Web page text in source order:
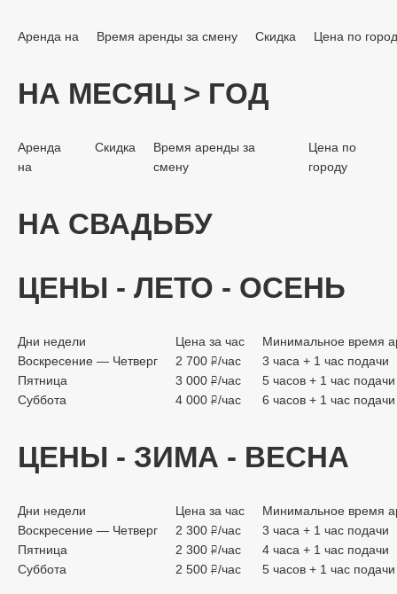
Аренда на Время аренды за смену Скидка Цена по
НА МЕСЯЦ > ГОД
Аренда
на
Скидка
Время аренды за
смену
Цена по
городу
НА СВАДЬБУ
ЦЕНЫ - ЛЕТО - ОСЕНЬ
Дни недели Цена за час
Минимальное время
Воскресение — Четверг
Пятница
Суббота
2 700 руб.
/час
3 000 руб.
/час
4 000 руб.
/час
3 часа + 1 час подачи
5 часов + 1 час подачи
6 часов + 1 час подачи
ЦЕНЫ - ЗИМА - ВЕСНА
Дни недели Цена за час
Минимальное время
Воскресение — Четверг
Пятница
Суббота
2 300 руб.
/час
2 300 руб.
/час
2 500 руб.
/час
3 часа + 1 час подачи
4 часа + 1 час подачи
5 часов + 1 час подачи